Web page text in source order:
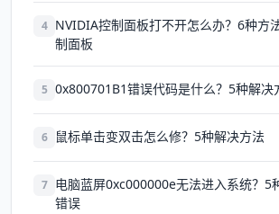
4 NVIDIA控制面板打不开怎么办？6种方
制面板
5 0x800701B1错误代码是什么？5种解决
6 鼠标单击变双击怎么修？5种解决方法
7 电脑蓝屏0xc000000e无法进入系统？5
错误